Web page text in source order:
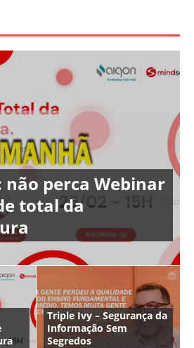
não perca Webinar
total da
Triple Ivy – Segurança da
Informação Sem
Segredos